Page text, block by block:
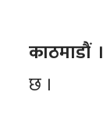
काठमाडौं ।
छ ।